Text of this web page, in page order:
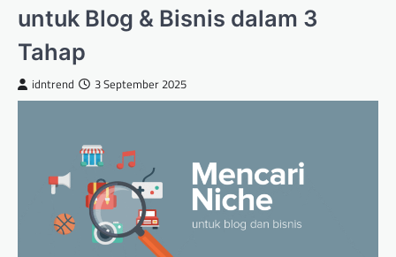
untuk Blog & Bisnis dalam 3
Tahap
idntrend 3 September 2025